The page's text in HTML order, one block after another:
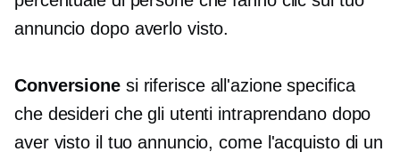
annuncio dopo averlo visto.
Conversionesi riferisce all'azione specifica
che desideri che gli utenti intraprendano dopo
aver visto il tuo annuncio, come l'acquisto di un